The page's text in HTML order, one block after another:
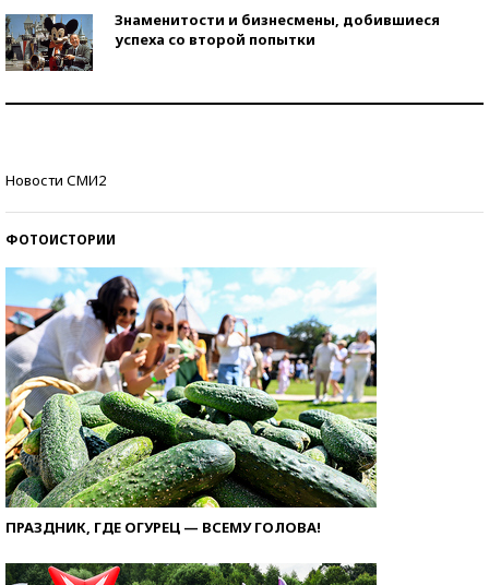
Знаменитости и бизнесмены, добившиеся
успеха со второй попытки
Новости СМИ2
ФОТОИСТОРИИ
ПРАЗДНИК, ГДЕ ОГУРЕЦ — ВСЕМУ ГОЛОВА!